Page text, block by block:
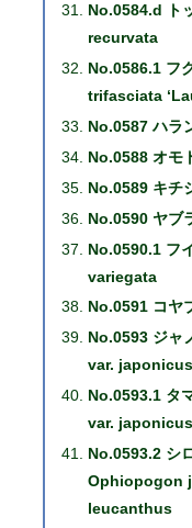
No.0584.d ト
recurvata
No.0586.1 フ
trifasciata
No.0587 ハ
No.0588 オ
No.0589 キチ
No.0590 ヤブ
No.0590.1 フ
variegata
No.0591 コ
No.0593 ジ
var. japonicus
No.0593.1 タ
var.
No.0593.2 シ
Ophiopogon
leucanthus